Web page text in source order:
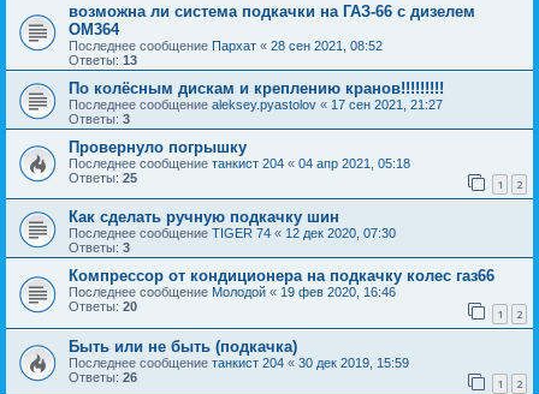
возможна ли система подкачки на ГАЗ-66 с дизелем
ОМ364
Последнее сообщение Пархат « 28 сен 2021, 08:52
Ответы: 13
По колёсным дискам и креплению кранов!!!!!!!!!
Последнее сообщение aleksey.pyastolov « 17 сен 2021, 21:27
Ответы: 3
Провернуло погрышку
Последнее сообщение танкист 204 « 04 апр 2021, 05:18
Ответы: 25 1 2
Как сделать ручную подкачку шин
Последнее сообщение TIGER 74 « 12 дек 2020, 07:30
Ответы: 3
Компрессор от кондиционера на подкачку колес газ66
Последнее сообщение Молодой « 19 фев 2020, 16:46
Ответы: 20 1 2
Быть или не быть (подкачка)
Последнее сообщение танкист 204 « 30 дек 2019, 15:59
Ответы: 26 1 2